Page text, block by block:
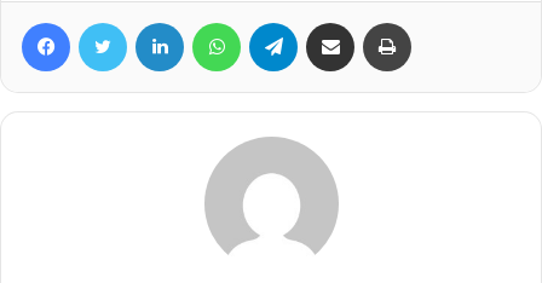
FacebookTwitter Linkedin WhatsAppTelegramCompartilhar via e-mail